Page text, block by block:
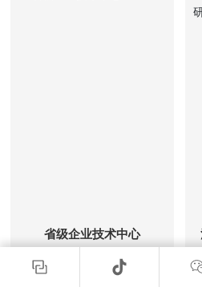
省级企业技术中心